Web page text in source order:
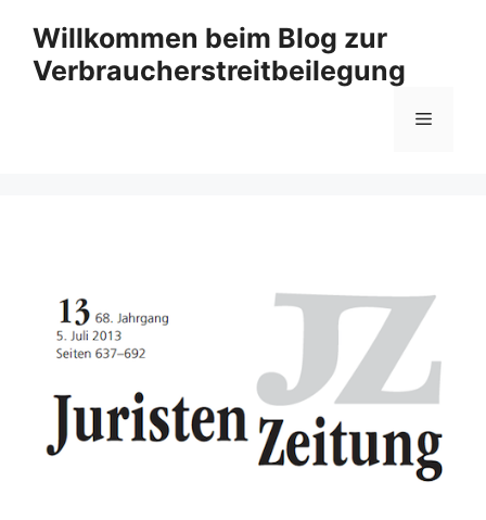
Inhalt
springen
Willkommen beim Blog zur
Verbraucherstreitbeilegung
Menü